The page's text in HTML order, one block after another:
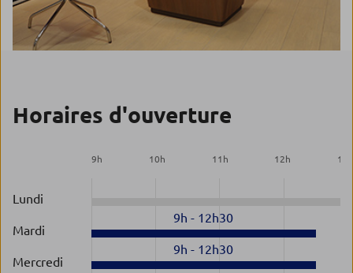
Horaires d'ouverture
9h 10h 11 h 12h 13
Lundi
Mardi
9h - 12h30
Mercredi
9h - 12h30